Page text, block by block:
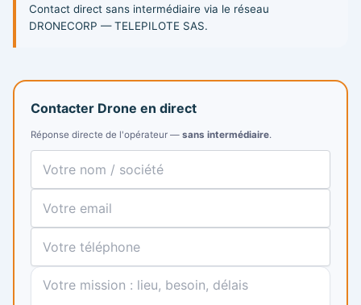
Contact direct sans intermédiaire via le réseau
DRONECORP — TELEPILOTE SAS.
Contacter Drone en direct
Réponse directe de l'opérateur — sans intermédiaire.